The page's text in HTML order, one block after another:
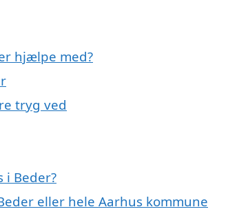
hjælpe med?
tryg ved
i Beder?
eller hele Aarhus kommune